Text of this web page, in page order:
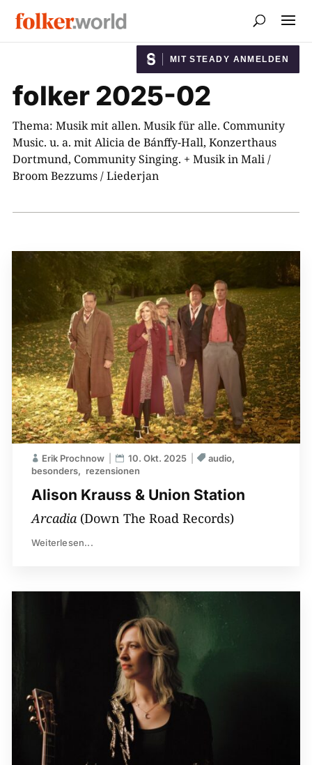
MIT STEADY ANMELDEN
folker 2025-02
Thema: Musik mit allen. Musik für alle. Community
Music. u. a. mit Alicia de Bánffy-Hall, Konzerthaus
Dortmund, Community Singing. + Musik in Mali /
Broom Bezzums / Liederjan
Alison Krauss & Union Station
Erik Prochnow 10. Okt. 2025
audio
besonders
rezensionen
Arcadia (Down The Road Records)
Weiterlesen...